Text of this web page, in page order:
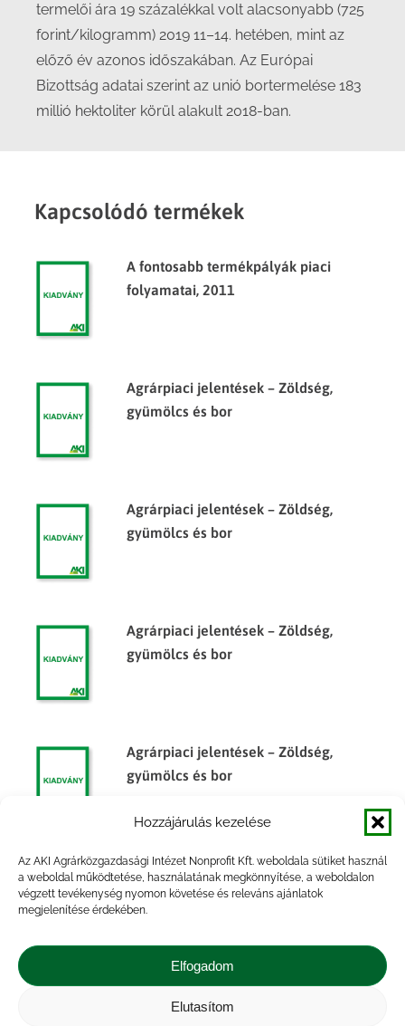
Hozzájárulás kezelése
Az AKI Agrárközgazdasági Intézet Nonprofit Kft. weboldala sütiket használ
a weboldal működtetése, használatának megkönnyítése, a weboldalon
végzett tevékenység nyomon követése és releváns ajánlatok
megjelenítése érdekében.
Elfogadom
Elutasítom
termelői ára 19 százalékkal volt alacsonyabb (725
forint/kilogramm) 2019 11–14. hetében, mint az
előző év azonos időszakában. Az Európai
Bizottság adatai szerint az unió bortermelése 183
millió hektoliter körül alakult 2018-ban.
Kapcsolódó termékek
A fontosabb termékpályák piaci
folyamatai, 2011
Agrárpiaci jelentések – Zöldség,
gyümölcs és bor
Agrárpiaci jelentések – Zöldség,
gyümölcs és bor
Agrárpiaci jelentések – Zöldség,
gyümölcs és bor
Agrárpiaci jelentések – Zöldség,
gyümölcs és bor
Agrárpiaci jelentések – Zöldség,
gyümölcs és bor
Kapcsolat |